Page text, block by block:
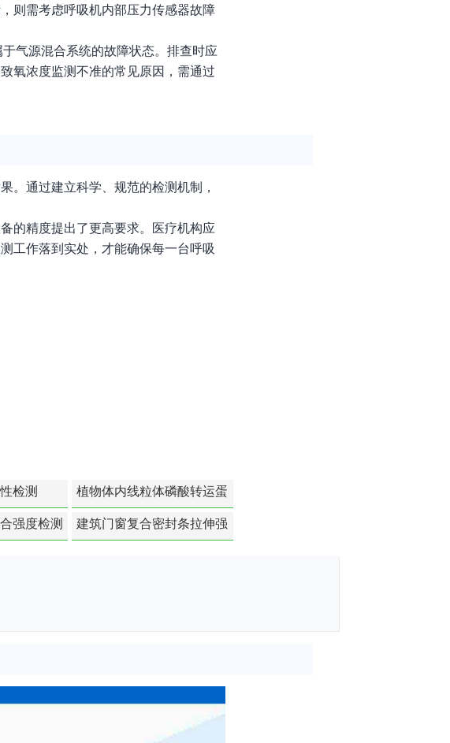
则需考虑呼吸机内部压力传感器故障
气源混合系统的故障状态。排查时应
氧浓度监测不准的常见原因，需通过
。通过建立科学、规范的检测机制，
的精度提出了更高要求。医疗机构应
工作落到实处，才能确保每一台呼吸
检测
植物体内线粒体磷酸转运蛋
白活性检测
强度检测
建筑门窗复合密封条拉伸强